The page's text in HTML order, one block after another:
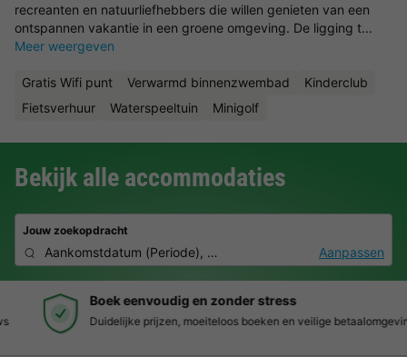
recreanten en natuurliefhebbers die willen genieten van een
ontspannen vakantie in een groene omgeving. De ligging t...
Meer weergeven
Gratis Wifi punt Verwarmd binnenzwembad
Kinderclub
Fietsverhuur
Waterspeeltuin Minigolf
Bekijk alle accommodaties
Jouw zoekopdracht
Aankomstdatum (Periode), 2 deelnemers, 0 huisdierAanpassen
Boek eenvoudig en zonder stress
Duidelijke prijzen, moeiteloos boeken en veilige betaalomgeving